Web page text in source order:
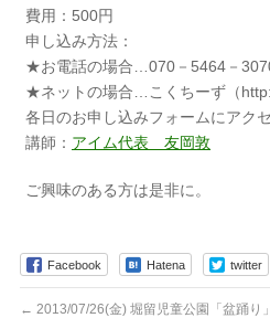
費用：500円
申し込み方法：
★お電話の場合…070－5464－
★ネットの場合…こくちーず（
各日のお申し込みフォームにアク
講師： アイム代表 友岡敦
ご興味のある方は是非に。
Facebook Hatena twitter
← 2013/07/26(金) 堀留児童公園「盆踊り」